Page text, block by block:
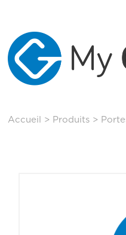
Accueil > Produits >